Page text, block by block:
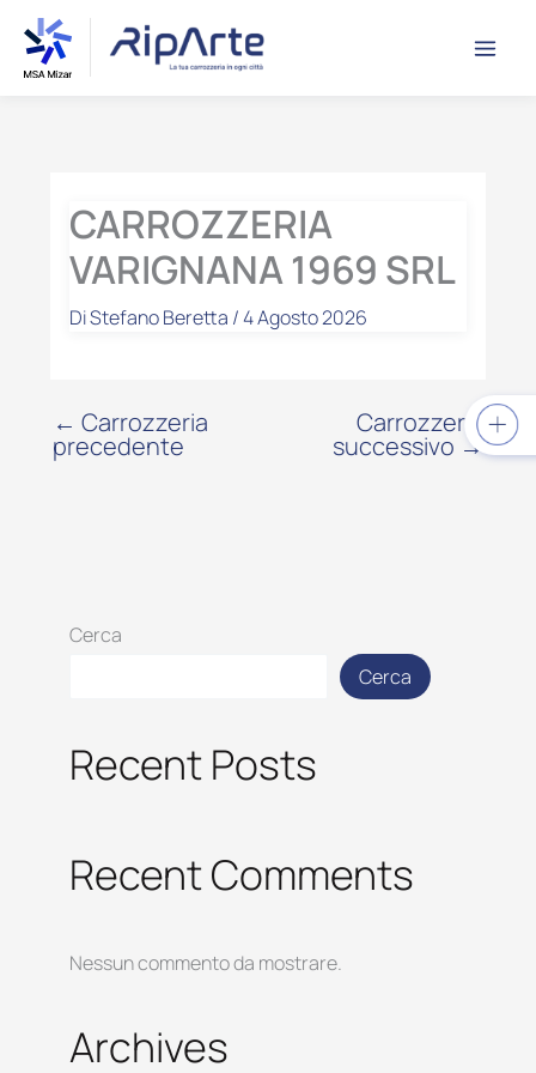
contenuto
contenuto
CARROZZERIA
VARIGNANA 1969 SRL
DiStefano Beretta /4 Agosto 2026
← Carrozzeria
precedente
Carrozzeria
successivo →
Cerca
Cerca
Recent Posts
Recent Comments
Nessun commento da mostrare.
Archives